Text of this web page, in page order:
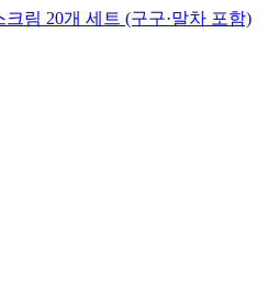
림 20개 세트 (구구·말차 포함)